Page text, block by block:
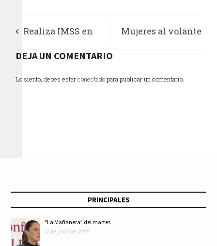
Realiza IMSS en
Campeche
reconstrucción
Mujeres al volante
gradúan en escuela
DEJA UN COMENTARIO
Lo siento, debes estarconectadopara publicar un comentario.
PRINCIPALES
"La Mañanera” del martes
11 de julio de 2026